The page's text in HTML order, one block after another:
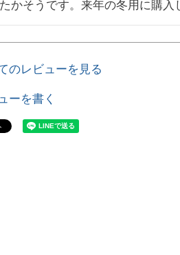
かそうです。来年の冬用に購入
のレビューを見る
ーを書く